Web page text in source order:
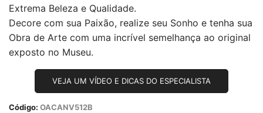
Extrema Beleza e Qualidade.
Decore com sua Paixão, realize seu Sonho e tenha sua
Obra de Arte com uma incrível semelhança ao original
exposto no Museu.
VEJA UM VÍDEO E DICAS DO ESPECIALISTA
Código: OACANV512B